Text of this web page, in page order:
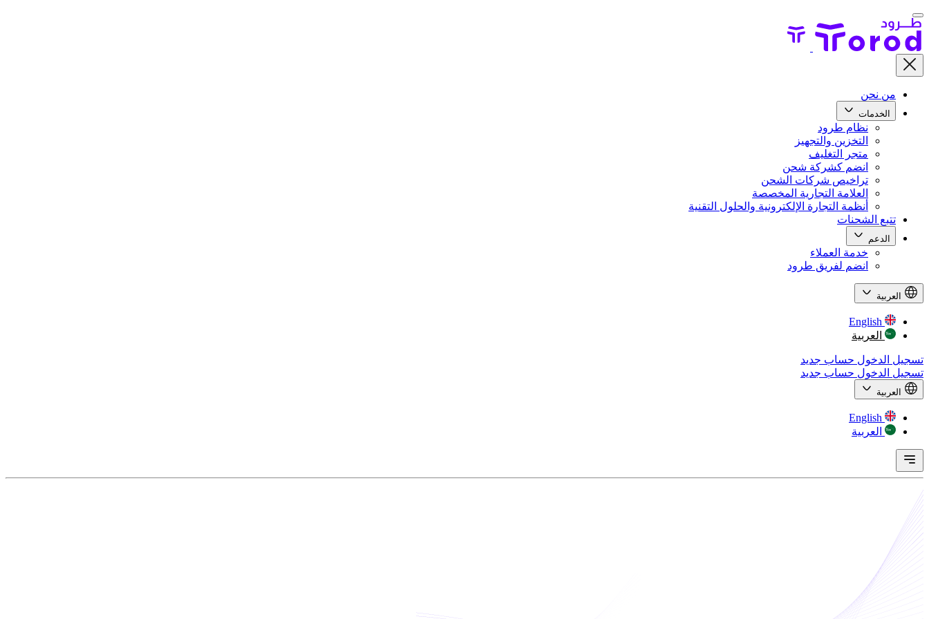
من نحن
الخدمات
نظام طرود
التخزين والتجهيز
متجر التغليف
انضم كشركة شحن
تراخيص شركات الشحن
العلامة التجارية المخصصة
أنظمة التجارة الإلكترونية والحلول التقنية
تتبع الشحنات
الدعم
خدمة العملاء
انضم لفريق طرود
العربية
English
العربية
تسجيل الدخول حساب جديد
تسجيل الدخول حساب جديد
العربية
English
العربية